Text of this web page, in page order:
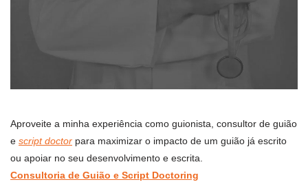
Aproveite a minha experiência como guionista, consultor de guião
e script doctor para maximizar o impacto de um guião já escrito
ou apoiar no seu desenvolvimento e escrita.
Consultoria de Guião e Script Doctoring